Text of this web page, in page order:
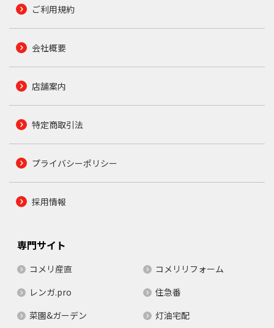
ご利用規約
会社概要
店舗案内
特定商取引法
プライバシーポリシー
採用情報
専門サイト
コメリ産直
コメリリフォーム
レンガ.pro
住急番
菜園&ガーデン
灯油宅配